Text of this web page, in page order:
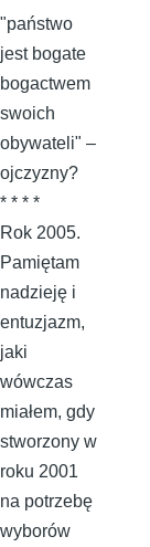
"państwo
jest bogate
bogactwem
swoich
obywateli" –
ojczyzny?
* * * *
Rok 2005.
Pamiętam
nadzieję i
entuzjazm,
jaki
wówczas
miałem, gdy
stworzony w
roku 2001
na potrzebę
wyborów